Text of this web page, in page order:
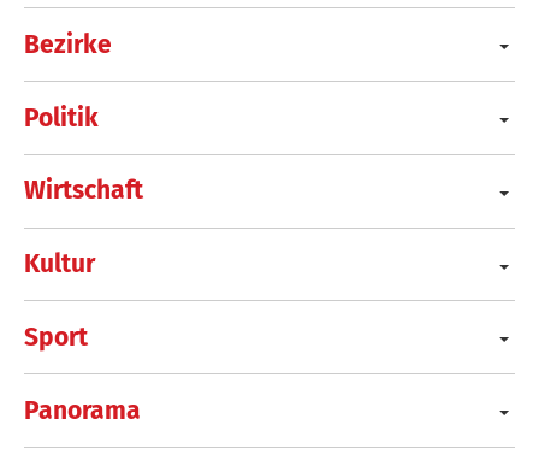
Bezirke
Politik
Wirtschaft
Kultur
Sport
Panorama